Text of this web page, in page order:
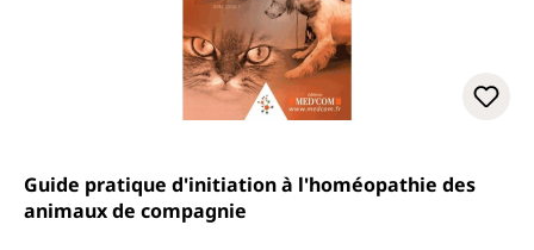
Guide pratique d'initiation à l'homéopathie des
animaux de compagnie